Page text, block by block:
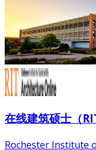
在线建筑硕士（
Rochester Institute